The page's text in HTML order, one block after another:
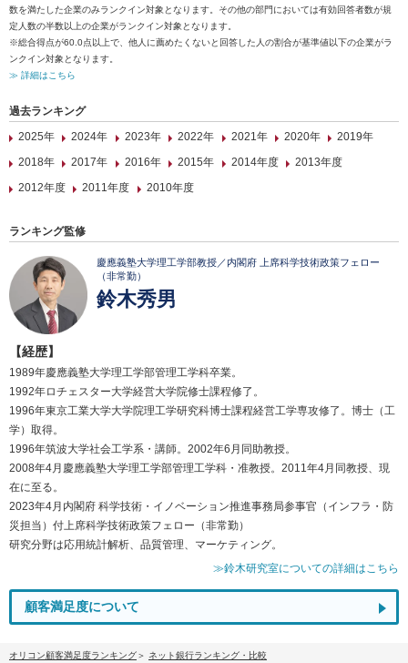
数を満たした企業のみランクイン対象となります。その他の部門においては有効回答者数が規
定人数の半数以上の企業がランクイン対象となります。
※総合得点が60.0点以上で、他人に薦めたくないと回答した人の割合が基準値以下の企業がラ
ンクイン対象となります。
≫ 詳細はこちら
過去ランキング
2025年
2024年 2023年 2022年 2021年 2020年
2019年
2018年
2017年 2016年 2015年 2014年度
2013年度
2012年度
2011年度 2010年度
ランキング監修
慶應義塾大学理工学部教授／内閣府 上席科学技術政策フェロー
（非常勤）
鈴木秀男
【経歴】
1989年慶應義塾大学理工学部管理工学科卒業。
1992年ロチェスター大学経営大学院修士課程修了。
1996年東京工業大学大学院理工学研究科博士課程経営工学専攻修了。博士（工
学）取得。
1996年筑波大学社会工学系・講師。2002年6月同助教授。
2008年4月慶應義塾大学理工学部管理工学科・准教授。2011年4月同教授、現
在に至る。
2023年4月内閣府 科学技術・イノベーション推進事務局参事官（インフラ・防
災担当）付上席科学技術政策フェロー（非常勤）
研究分野は応用統計解析、品質管理、マーケティング。
≫鈴木研究室についての詳細はこちら
顧客満足度について
オリコン顧客満足度ランキング
ネット銀行ランキング・比較